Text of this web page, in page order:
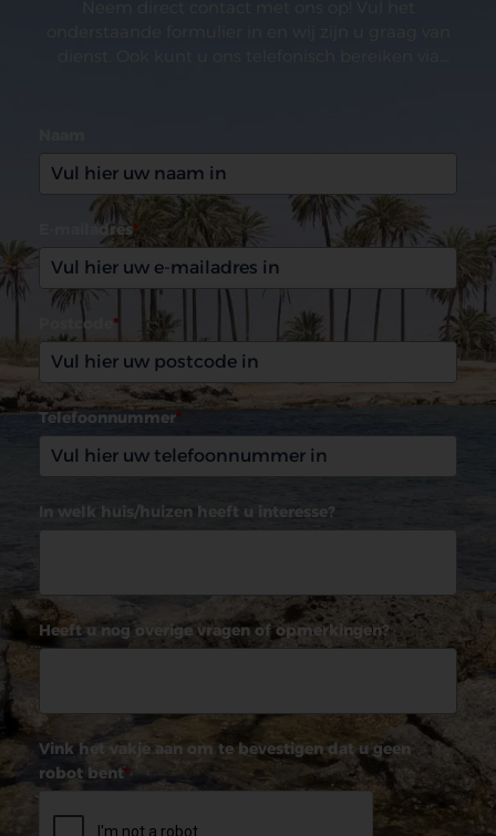
E-mailadres*
Postcode *
Telefoonnummer*
In welk huis/huizen heeft u interesse?
Heeft u nog overige vragen of opmerkingen?
Vink het vakje aan om te bevestigen dat u geen
robot bent*